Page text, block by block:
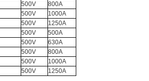
500V
800A
500V
1000A
500V
1250A
500V
500A
500V
630A
500V
800A
500V
1000A
500V 1250A